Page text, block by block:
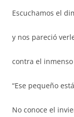
Escuchamos el
y nos pareció
contra el
“Ese pequeño
No conoce el